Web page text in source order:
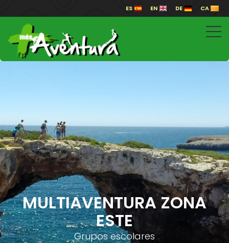
ES EN DE CA
MULTIAVENTURA ZONA
ESTE
Grupos escolares